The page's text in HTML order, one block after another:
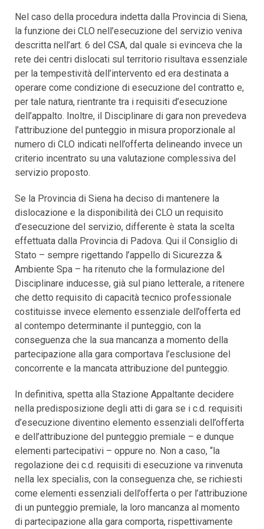
Nel caso della procedura indetta dalla Provincia di Siena,
la funzione dei CLO nell’esecuzione del servizio veniva
descritta nell’art. 6 del CSA, dal quale si evinceva che la
rete dei centri dislocati sul territorio risultava essenziale
per la tempestività dell’intervento ed era destinata a
operare come condizione di esecuzione del contratto e,
per tale natura, rientrante tra i requisiti d’esecuzione
dell’appalto. Inoltre, il Disciplinare di gara non prevedeva
l’attribuzione del punteggio in misura proporzionale al
numero di CLO indicati nell’offerta delineando invece un
criterio incentrato su una valutazione complessiva del
servizio proposto.
Se la Provincia di Siena ha deciso di mantenere la
dislocazione e la disponibilità dei CLO un requisito
d’esecuzione del servizio, differente è stata la scelta
effettuata dalla Provincia di Padova. Qui il Consiglio di
Stato – sempre rigettando l’appello di Sicurezza &
Ambiente Spa – ha ritenuto che la formulazione del
Disciplinare inducesse, già sul piano letterale, a ritenere
che detto requisito di capacità tecnico professionale
costituisse invece elemento essenziale dell’offerta ed
al contempo determinante il punteggio, con la
conseguenza che la sua mancanza a momento della
partecipazione alla gara comportava l’esclusione del
concorrente e la mancata attribuzione del punteggio.
In definitiva, spetta alla Stazione Appaltante decidere
nella predisposizione degli atti di gara se i c.d. requisiti
d’esecuzione diventino elemento essenziali dell’offerta
e dell’attribuzione del punteggio premiale – e dunque
elementi partecipativi – oppure no. Non a caso, “la
regolazione dei c.d. requisiti di esecuzione va rinvenuta
nella lex specialis, con la conseguenza che, se richiesti
come elementi essenziali dell’offerta o per l’attribuzione
di un punteggio premiale, la loro mancanza al momento
di partecipazione alla gara comporta, rispettivamente